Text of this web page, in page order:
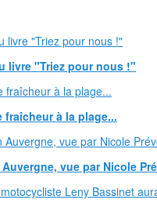
livre "Triez pour nous !"
à la plage...
vue par Nicole